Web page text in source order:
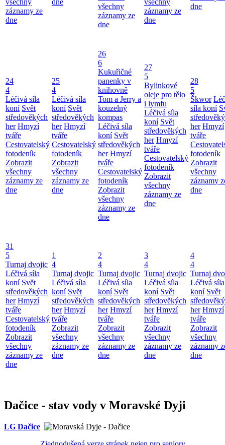
všechny
záznamy ze
dne
dne
všechny
záznamy ze
dne
všechny
záznamy ze
dne
dne
24
4
Léčivá síla
koní Svět
středověkých
her Hmyzí
tváře
Cestovatelský
fotodeník
Zobrazit
všechny
záznamy ze
dne
25
4
Léčivá síla
koní Svět
středověkých
her Hmyzí
tváře
Cestovatelský
fotodeník
Zobrazit
všechny
záznamy ze
dne
26
6
Kukuřičné
panenky v
knihovně
Tom a Jerry a
kouzelný
kompas
Léčivá síla
koní Svět
středověkých
her Hmyzí
tváře
Cestovatelský
fotodeník
Zobrazit
všechny
záznamy ze
dne
27
5
Bylinkové
oleje pro tělo
i lymfu
Léčivá síla
koní Svět
středověkých
her Hmyzí
tváře
Cestovatelský
fotodeník
Zobrazit
všechny
záznamy ze
dne
28
5
Škwor
síla koní
her Hmyzí
tváře
fotodeník
Zobrazit
všechny
záznamy
dne
31
5
Turnaj dvojic
Léčivá síla
koní Svět
středověkých
her Hmyzí
tváře
Cestovatelský
fotodeník
Zobrazit
všechny
záznamy ze
dne
1
4
Turnaj dvojic
Léčivá síla
koní Svět
středověkých
her Hmyzí
tváře
Zobrazit
všechny
záznamy ze
dne
2
4
Turnaj dvojic
Léčivá síla
koní Svět
středověkých
her Hmyzí
tváře
Zobrazit
všechny
záznamy ze
dne
3
4
Turnaj dvojic
Léčivá síla
koní Svět
středověkých
her Hmyzí
tváře
Zobrazit
všechny
záznamy ze
dne
4
4
Turnaj
Léčivá síla
koní Svět
her Hmyzí
tváře
Zobrazit
všechny
záznamy
dne
Dačice - stav vody v Moravské Dyji
LG Dačice